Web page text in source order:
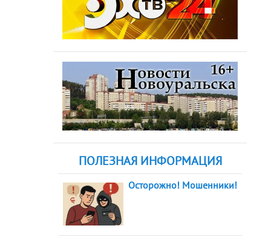
ПОЛЕЗНАЯ ИНФОРМАЦИЯ
Осторожно! Мошенники!